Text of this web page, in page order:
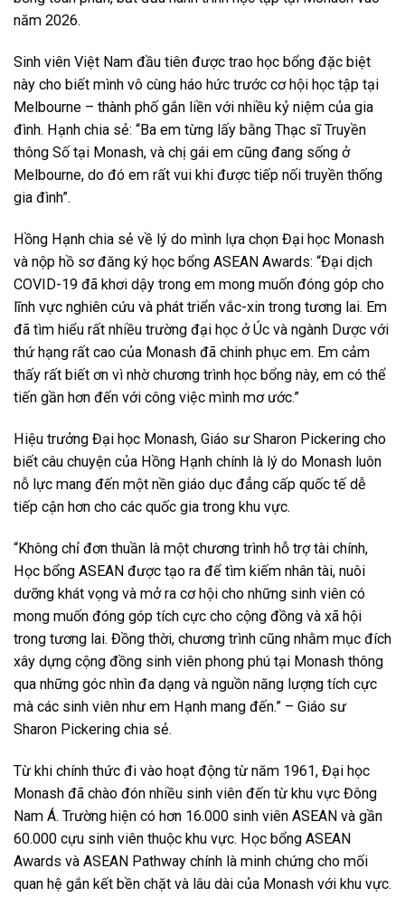
năm 2026.
Sinh viên Việt Nam đầu tiên được trao học bổng đặc biệt
này cho biết mình vô cùng háo hức trước cơ hội học tập tại
Melbourne – thành phố gắn liền với nhiều kỷ niệm của gia
đình. Hạnh chia sẻ: “Ba em từng lấy bằng Thạc sĩ Truyền
thông Số tại Monash, và chị gái em cũng đang sống ở
Melbourne, do đó em rất vui khi được tiếp nối truyền thống
gia đình”.
Hồng Hạnh chia sẻ về lý do mình lựa chọn Đại học Monash
và nộp hồ sơ đăng ký học bổng ASEAN Awards: “Đại dịch
COVID-19 đã khơi dậy trong em mong muốn đóng góp cho
lĩnh vực nghiên cứu và phát triển vắc-xin trong tương lai. Em
đã tìm hiểu rất nhiều trường đại học ở Úc và ngành Dược với
thứ hạng rất cao của Monash đã chinh phục em. Em cảm
thấy rất biết ơn vì nhờ chương trình học bổng này, em có thể
tiến gần hơn đến với công việc mình mơ ước.”
Hiệu trưởng Đại học Monash, Giáo sư Sharon Pickering cho
biết câu chuyện của Hồng Hạnh chính là lý do Monash luôn
nỗ lực mang đến một nền giáo dục đẳng cấp quốc tế dễ
tiếp cận hơn cho các quốc gia trong khu vực.
“Không chỉ đơn thuần là một chương trình hỗ trợ tài chính,
Học bổng ASEAN được tạo ra để tìm kiếm nhân tài, nuôi
dưỡng khát vọng và mở ra cơ hội cho những sinh viên có
mong muốn đóng góp tích cực cho cộng đồng và xã hội
trong tương lai. Đồng thời, chương trình cũng nhằm mục đích
xây dựng cộng đồng sinh viên phong phú tại Monash thông
qua những góc nhìn đa dạng và nguồn năng lượng tích cực
mà các sinh viên như em Hạnh mang đến.” – Giáo sư
Sharon Pickering chia sẻ.
Từ khi chính thức đi vào hoạt động từ năm 1961, Đại học
Monash đã chào đón nhiều sinh viên đến từ khu vực Đông
Nam Á. Trường hiện có hơn 16.000 sinh viên ASEAN và gần
60.000 cựu sinh viên thuộc khu vực. Học bổng ASEAN
Awards và ASEAN Pathway chính là minh chứng cho mối
quan hệ gắn kết bền chặt và lâu dài của Monash với khu vực.